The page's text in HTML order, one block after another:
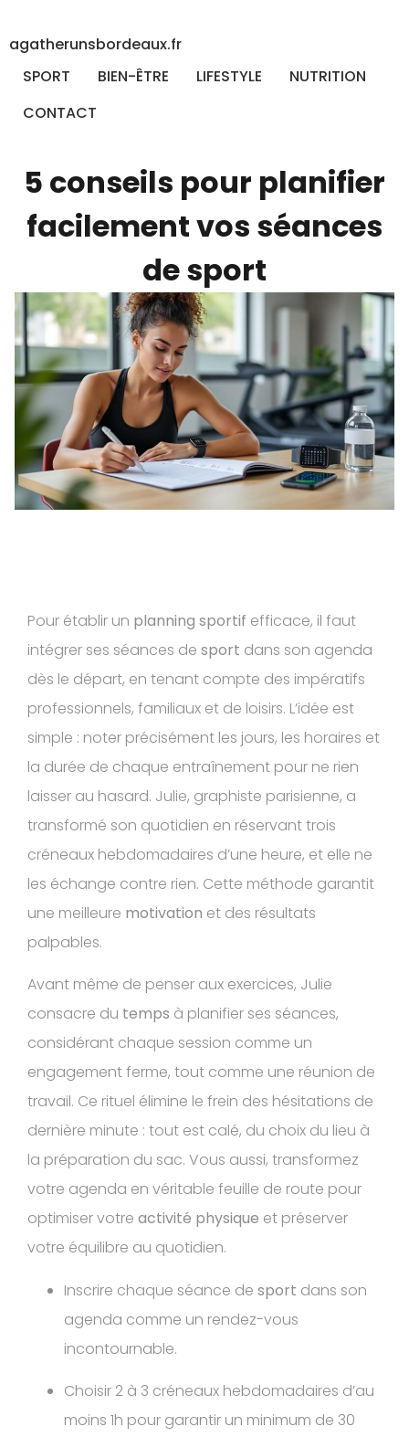
agatherunsbordeaux.fr
SPORT
BIEN-ÊTRE LIFESTYLE
NUTRITION
CONTACT
5 conseils pour planifier
facilement vos séances
de sport
Pour établir un planning sportif efficace, il faut
intégrer ses séances de sport dans son agenda
dès le départ, en tenant compte des impératifs
professionnels, familiaux et de loisirs. L’idée est
simple : noter précisément les jours, les horaires et
la durée de chaque entraînement pour ne rien
laisser au hasard. Julie, graphiste parisienne, a
transformé son quotidien en réservant trois
créneaux hebdomadaires d’une heure, et elle ne
les échange contre rien. Cette méthode garantit
une meilleure motivation et des résultats
palpables.
Avant même de penser aux exercices, Julie
consacre du temps à planifier ses séances,
considérant chaque session comme un
engagement ferme, tout comme une réunion de
travail. Ce rituel élimine le frein des hésitations de
dernière minute : tout est calé, du choix du lieu à
la préparation du sac. Vous aussi, transformez
votre agenda en véritable feuille de route pour
optimiser votre activité physique et préserver
votre équilibre au quotidien.
Inscrire chaque séance de sport dans son
agenda comme un rendez-vous
incontournable.
Choisir 2 à 3 créneaux hebdomadaires d’au
moins 1h pour garantir un minimum de 30